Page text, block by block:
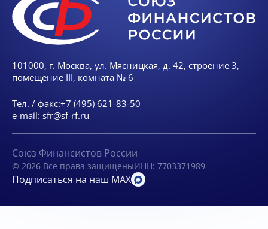
101000, г. Москва, ул. Мясницкая, д. 42, строение 3,
помещение III, комната № 6
Тел. / факс:+7 (495) 621-83-50
e-mail: sfr@sf-rf.ru
Союз Финансистов России
© 2026 Все права защищеныИНН: 7703371989
Подписаться на наш MAX